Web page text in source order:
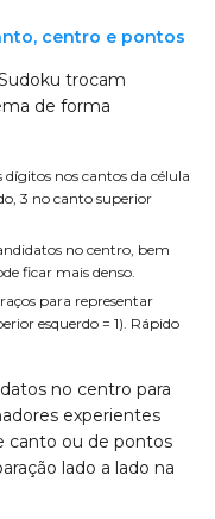
centro e pontos
trocam
de forma
dígitos nos cantos da célula
3 no canto superior
no centro, bem
ficar mais denso.
para representar
esquerdo = 1). Rápido
no centro para
experientes
canto ou de pontos
lado a lado na